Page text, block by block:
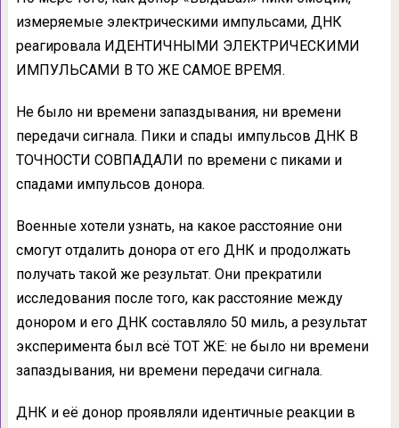
измеряемые электрическими импульсами, ДНК
реагировала ИДЕНТИЧНЫМИ ЭЛЕКТРИЧЕСКИМИ
ИМПУЛЬСАМИ В ТО ЖЕ САМОЕ ВРЕМЯ.
Не было ни времени запаздывания, ни времени
передачи сигнала. Пики и спады импульсов ДНК В
ТОЧНОСТИ СОВПАДАЛИ по времени с пиками и
спадами импульсов донора.
Военные хотели узнать, на какое расстояние они
смогут отдалить донора от его ДНК и продолжать
получать такой же результат. Они прекратили
исследования после того, как расстояние между
донором и его ДНК составляло 50 миль, а результат
эксперимента был всё ТОТ ЖЕ: не было ни времени
запаздывания, ни времени передачи сигнала.
ДНК и её донор проявляли идентичные реакции в